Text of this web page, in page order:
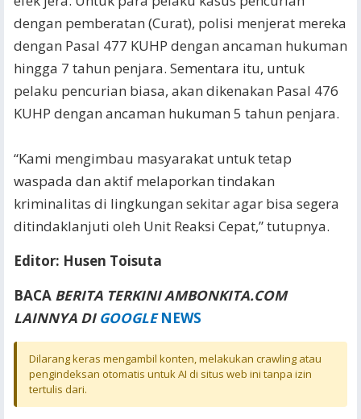
dengan pemberatan (Curat), polisi menjerat mereka
dengan Pasal 477 KUHP dengan ancaman hukuman
hingga 7 tahun penjara. Sementara itu, untuk
pelaku pencurian biasa, akan dikenakan Pasal 476
KUHP dengan ancaman hukuman 5 tahun penjara.
“Kami mengimbau masyarakat untuk tetap
waspada dan aktif melaporkan tindakan
kriminalitas di lingkungan sekitar agar bisa segera
ditindaklanjuti oleh Unit Reaksi Cepat,” tutupnya.
Editor: Husen Toisuta
BACA BERITA TERKINI AMBONKITA.COM
LAINNYA DI GOOGLENEWS
Dilarang keras mengambil konten, melakukan crawling atau
pengindeksan otomatis untuk AI di situs web ini tanpa izin
tertulis dari.